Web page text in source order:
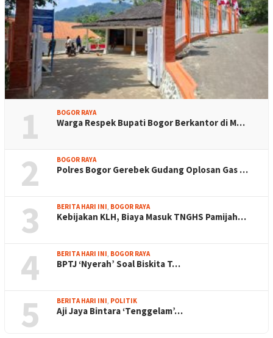
1 BOGOR RAYA
Warga Respek Bupati Bogor Berkantor di M…
2 BOGOR RAYA
Polres Bogor Gerebek Gudang Oplosan Gas …
3 BERITA HARI INI, BOGOR RAYA
Kebijakan KLH, Biaya Masuk TNGHS Pamijah…
4 BERITA HARI INI, BOGOR RAYA
BPTJ ‘Nyerah’ Soal Biskita T…
5 BERITA HARI INI, POLITIK
Aji Jaya Bintara ‘Tenggelam’…